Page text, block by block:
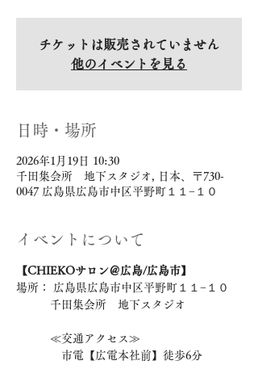
チケットは販売されていません
他のイベントを見る
日時・場所
2026年1月19日 10:30
千田集会所 地下スタジオ, 日本、〒730-
0047 広島県広島市中区平野町１１−１０
イベントについて
【CHIEKOサロン＠広島/広島市】
場所： 広島県広島市中区平野町１１−１０
千田集会所　地下スタジオ
≪交通アクセス≫
市電【広電本社前】徒歩6分